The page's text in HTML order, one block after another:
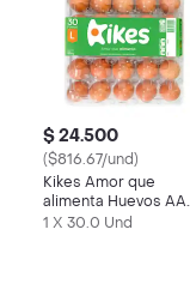
$ 24.500
($816.67/und)
Kikes Amor que
alimenta Huevos AA
Rojos L
1 X 30.0 Und